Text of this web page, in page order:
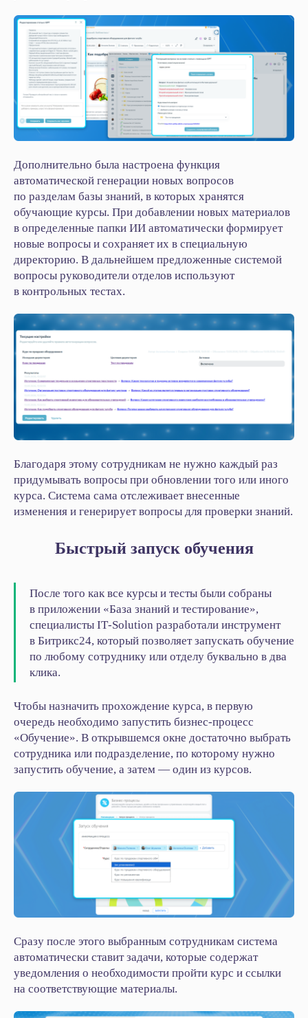
Дополнительно была настроена функция
автоматической генерации новых вопросов
по разделам базы знаний, в которых хранятся
обучающие курсы. При добавлении новых материалов
в определенные папки ИИ автоматически формирует
новые вопросы и сохраняет их в специальную
директорию. В дальнейшем предложенные системой
вопросы руководители отделов используют
в контрольных тестах.
Благодаря этому сотрудникам не нужно каждый раз
придумывать вопросы при обновлении того или иного
курса. Система сама отслеживает внесенные
изменения и генерирует вопросы для проверки знаний.
Быстрый запуск обучения
После того как все курсы и тесты были собраны
в приложении «База знаний и тестирование»,
специалисты IT‑Solution разработали инструмент
в Битрикс24, который позволяет запускать обучение
по любому сотруднику или отделу буквально в два
клика.
Чтобы назначить прохождение курса, в первую
очередь необходимо запустить бизнес‑процесс
«Обучение». В открывшемся окне достаточно выбрать
сотрудника или подразделение, по которому нужно
запустить обучение, а затем — один из курсов.
Сразу после этого выбранным сотрудникам система
автоматически ставит задачи, которые содержат
уведомления о необходимости пройти курс и ссылки
на соответствующие материалы.
Оставьте заявку
Хотите внедрить решение
в вашей компании?